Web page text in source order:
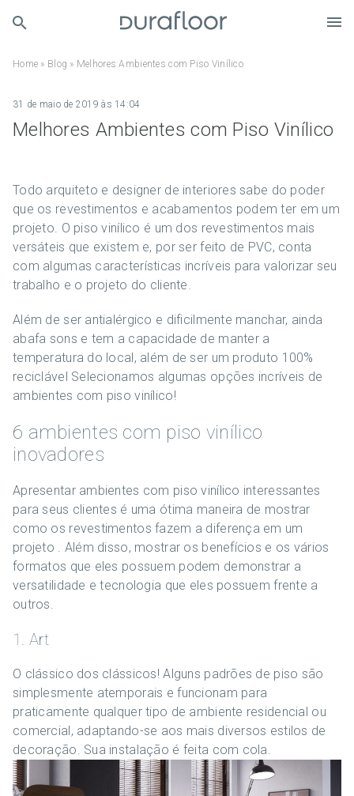
Home » Blog » Melhores Ambientes com Piso Vinílico
Melhores Ambientes com Piso Vinílico
31 de maio de 2019 às 14:04
Todo arquiteto e designer de interiores sabe do poder
que os revestimentos e acabamentos podem ter em um
projeto. O piso vinílico é um dos revestimentos mais
versáteis que existem e, por ser feito de PVC, conta
com algumas características incríveis para valorizar seu
trabalho e o projeto do cliente.
Além de ser antialérgico e dificilmente manchar, ainda
abafa sons e tem a capacidade de manter a
temperatura do local, além de ser um produto 100%
reciclável Selecionamos algumas opções incríveis de
ambientes com piso vinílico!
6 ambientes com piso vinílico
inovadores
Apresentar ambientes com piso vinílico interessantes
para seus clientes é uma ótima maneira de mostrar
como os revestimentos fazem a diferença em um
projeto . Além disso, mostrar os benefícios e os vários
formatos que eles possuem podem demonstrar a
versatilidade e tecnologia que eles possuem frente a
outros.
1. Art
O clássico dos clássicos! Alguns padrões de piso são
simplesmente atemporais e funcionam para
praticamente qualquer tipo de ambiente residencial ou
comercial, adaptando-se aos mais diversos estilos de
decoração. Sua instalação é feita com cola.